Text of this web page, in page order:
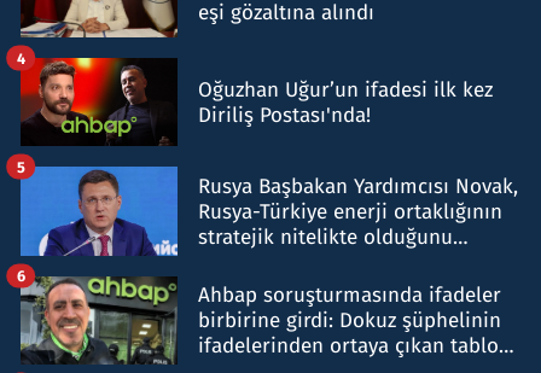
eşi gözaltına alındı
Oğuzhan Uğur’un ifadesi ilk kez
Diriliş Postası'nda!
4
Rusya Başbakan Yardımcısı Novak,
Rusya-Türkiye enerji ortaklığının
stratejik nitelikte olduğunu
5
Ahbap soruşturmasında ifadeler
birbirine girdi: Dokuz şüphelinin
ifadelerinden ortaya çıkan tablo
6